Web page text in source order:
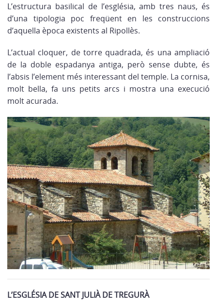
L’estructura basilical de l’església, amb tres naus, és
d’una tipologia poc freqüent en les construccions
d’aquella època existents al Ripollès.
L’actual cloquer, de torre quadrada, és una ampliació
de la doble espadanya antiga, però sense dubte, és
l’absis l’element més interessant del temple. La cornisa,
molt bella, fa uns petits arcs i mostra una execució
molt acurada.
L’ESGLÉSIA DE SANT JULIÀ DE TREGURÀ